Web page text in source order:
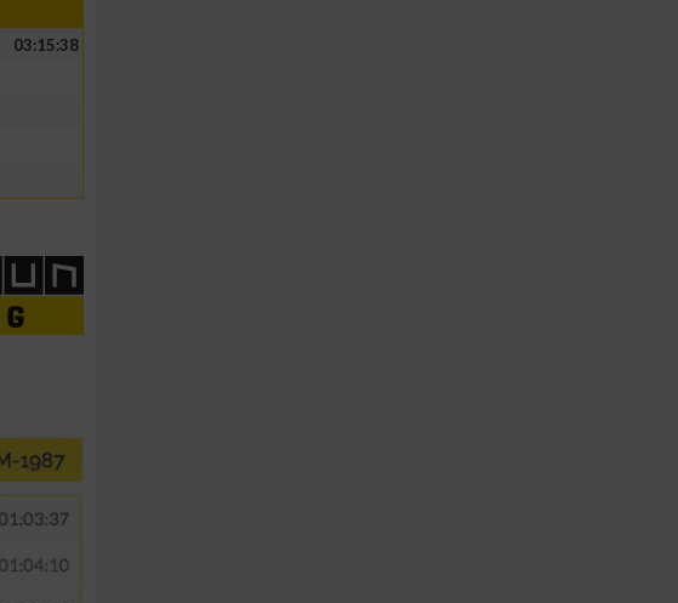
03:15:38